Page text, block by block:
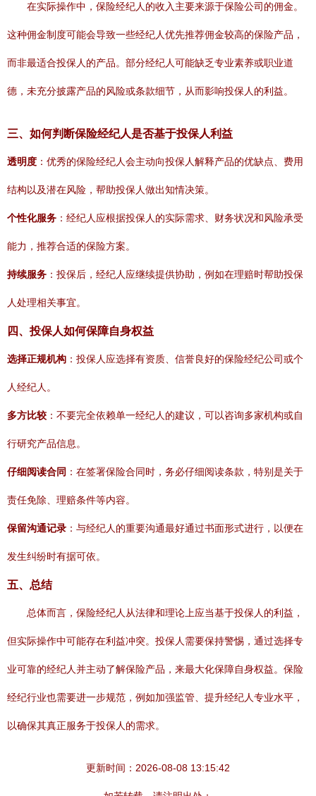
在实际操作中，保险经纪人的收入主要来源于保险公司的佣金。
这种佣金制度可能会导致一些经纪人优先推荐佣金较高的保险产品，
而非最适合投保人的产品。部分经纪人可能缺乏专业素养或职业道
德，未充分披露产品的风险或条款细节，从而影响投保人的利益。
三、如何判断保险经纪人是否基于投保人利益
透明度 ：优秀的保险经纪人会主动向投保人解释产品的优缺点、费用
结构以及潜在风险，帮助投保人做出知情决策。
个性化服务 ：经纪人应根据投保人的实际需求、财务状况和风险承受
能力，推荐合适的保险方案。
持续服务 ：投保后，经纪人应继续提供协助，例如在理赔时帮助投保
人处理相关事宜。
四、投保人如何保障自身权益
选择正规机构 ：投保人应选择有资质、信誉良好的保险经纪公司或个
人经纪人。
多方比较 ：不要完全依赖单一经纪人的建议，可以咨询多家机构或自
行研究产品信息。
仔细阅读合同 ：在签署保险合同时，务必仔细阅读条款，特别是关于
责任免除、理赔条件等内容。
保留沟通记录 ：与经纪人的重要沟通最好通过书面形式进行，以便在
发生纠纷时有据可依。
五、总结
总体而言，保险经纪人从法律和理论上应当基于投保人的利益，
但实际操作中可能存在利益冲突。投保人需要保持警惕，通过选择专
业可靠的经纪人并主动了解保险产品，来最大化保障自身权益。保险
经纪行业也需要进一步规范，例如加强监管、提升经纪人专业水平，
以确保其真正服务于投保人的需求。
更新时间：2026-08-08 13:15:42